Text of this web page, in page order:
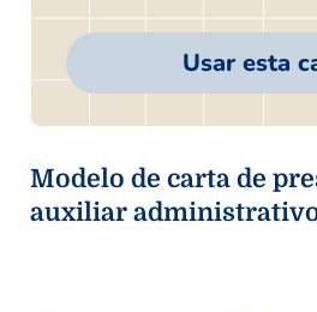
Usar esta
Modelo de carta de
auxiliar